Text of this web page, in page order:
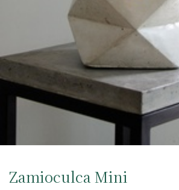
Zamioculca Mini